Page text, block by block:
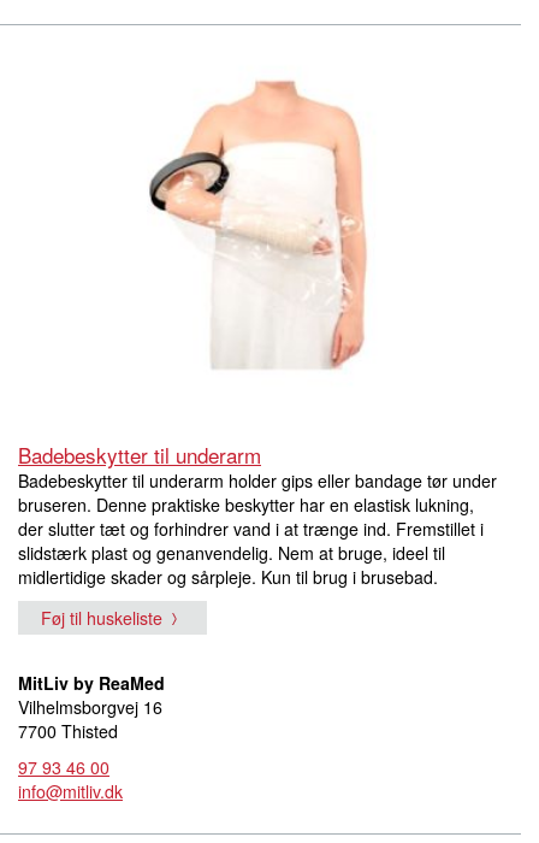
Badebeskytter til underarm
Badebeskytter til underarm holder gips eller bandage tør under
bruseren. Denne praktiske beskytter har en elastisk lukning,
der slutter tæt og forhindrer vand i at trænge ind. Fremstillet i
slidstærk plast og genanvendelig. Nem at bruge, ideel til
midlertidige skader og sårpleje. Kun til brug i brusebad.
Føj til huskeliste
MitLiv by ReaMed
Vilhelmsborgvej 16
7700 Thisted
97 93 46 00
info@mitliv.dk